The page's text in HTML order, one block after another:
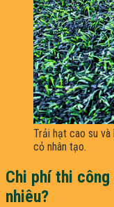
Trải hạt cao su
cỏ nhân tạo.
Chi phí thi
nhiêu?